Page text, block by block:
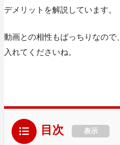
デメリットを解説しています。
動画との相性もばっちりなので
入れてくださいね。
目次 表示